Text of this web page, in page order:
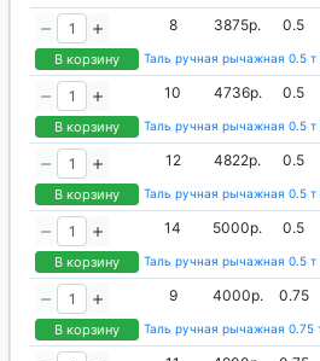
В корзину
8 3875р. 0.5
Таль ручная рычажная 0.5
В корзину
10 4736р. 0.5
Таль ручная рычажная 0.5
В корзину
12 4822р. 0.5
Таль ручная рычажная 0.5
В корзину
14 5000р. 0.5
Таль ручная рычажная 0.5 т
В корзину
9 4000р. 0.75
Таль ручная рычажная 0.75